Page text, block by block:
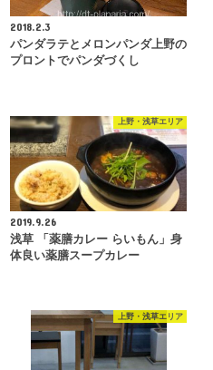
2018.2.3
パンダラテとメロンパンダ上野の
プロントでパンダづくし
上野・浅草エリア
2019.9.26
浅草 「薬膳カレー らいもん」身
体良い薬膳スープカレー
上野・浅草エリア